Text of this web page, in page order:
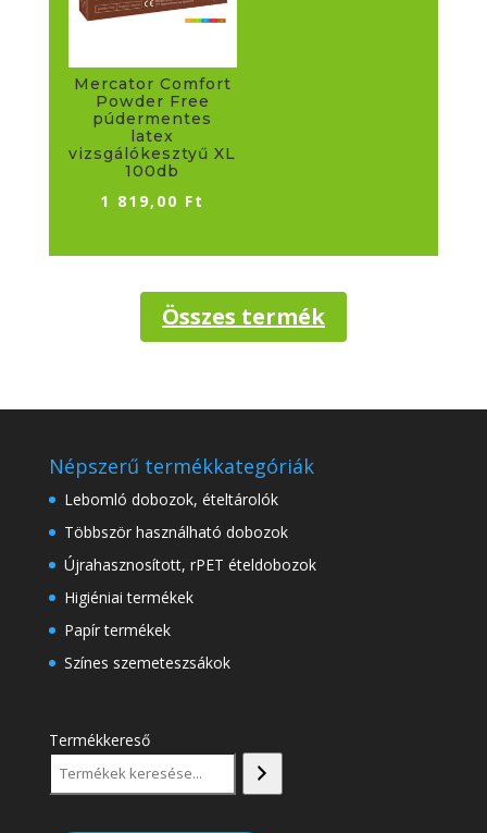
Mercator Comfort
Powder Free
púdermentes
latex
vizsgálókesztyű XL
100db
1 819,00 Ft
Összes termék
Népszerű termékkategóriák
Lebomló dobozok, ételtárolók
Többször használható dobozok
Újrahasznosított, rPET ételdobozok
Higiéniai termékek
Papír termékek
Színes szemeteszsákok
Termékkereső